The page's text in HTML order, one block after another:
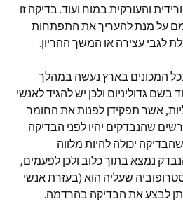
והעורקית במוח ועוד. בדיקה זו
על מנת להעריך את התפתחות
לגבי עצירה או המשך ההריון.
המכונים בארץ נעשה במהלך
גדוליניום ולכן יש להגיד לאנשי
אשר תפקידן לפנות את החומר
שהנבדקים יהיו לפני הבדיקה
יכולה להיות מלווה
נמצא בתוך כלוב ולכן לפעמים,
שעליה הוא (בעזרת אנשי
לבצע את הבדיקה בהרדמה.